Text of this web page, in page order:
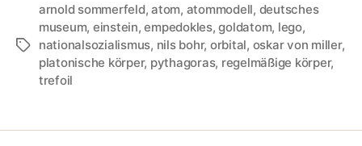
Tags
arnold sommerfeld,atom, atommodell, deutsches
museum, einstein,empedokles,goldatom, lego,
nationalsozialismus, nils bohr, orbital, oskar von miller,
platonische körper, pythagoras, regelmäßige körper,
trefoil